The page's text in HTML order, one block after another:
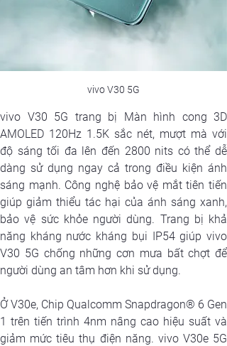
vivo V30 5G
vivo V30 5G trang bị Màn hình cong 3D
AMOLED 120Hz 1.5K sắc nét, mượt mà với
độ sáng tối đa lên đến 2800 nits có thể dễ
dàng sử dụng ngay cả trong điều kiện ánh
sáng mạnh. Công nghệ bảo vệ mắt tiên tiến
giúp giảm thiểu tác hại của ánh sáng xanh,
bảo vệ sức khỏe người dùng. Trang bị khả
năng kháng nước kháng bụi IP54 giúp vivo
V30 5G chống những cơn mưa bất chợt để
người dùng an tâm hơn khi sử dụng.
Ở V30e, Chip Qualcomm Snapdragon® 6 Gen
1 trên tiến trình 4nm nâng cao hiệu suất và
giảm mức tiêu thụ điện năng. vivo V30e 5G